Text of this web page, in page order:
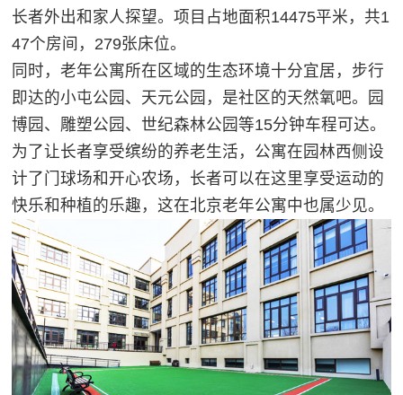
长者外出和家人探望。项目占地面积14475平米，共1
47个房间，279张床位。
同时，老年公寓所在区域的生态环境十分宜居，步行
即达的小屯公园、天元公园，是社区的天然氧吧。园
博园、雕塑公园、世纪森林公园等15分钟车程可达。
为了让长者享受缤纷的养老生活，公寓在园林西侧设
计了门球场和开心农场，长者可以在这里享受运动的
快乐和种植的乐趣，这在北京老年公寓中也属少见。